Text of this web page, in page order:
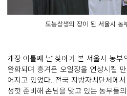
도농상생의 장이 된 서울시
개장 이틀째 날 찾아가 본 서울시 농부
완화되며 흥겨운 오일장을 연상시킬
어지고 있었다. 전국 지방자치단체에
성껏 준비해 손님을 맞고 있는 농부들